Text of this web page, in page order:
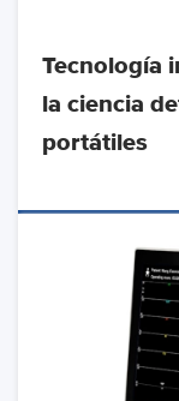
Tecnología
la ciencia
portátiles